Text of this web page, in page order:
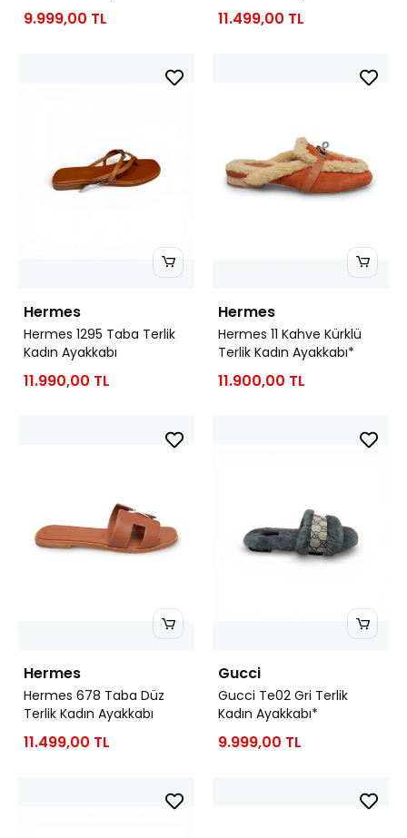
9.999,00 TL 11.499,00 TL
Hermes
Hermes 1295 Taba Terlik
Kadın Ayakkabı
11.990,00 TL
Hermes
Hermes 11 Kahve Kürklü
Terlik Kadın Ayakkabı*
11.900,00 TL
Hermes
Hermes 678 Taba Düz
Terlik Kadın Ayakkabı
11.499,00 TL
Gucci
Gucci Te02 Gri Terlik
Kadın Ayakkabı*
9.999,00 TL